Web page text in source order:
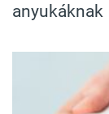
anyukáknak